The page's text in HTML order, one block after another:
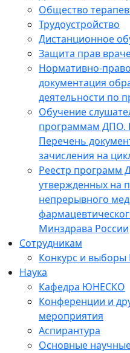
Общество
Трудоустройство
Дистанционное
Защита прав
Нормативно-
документация
деятельности по
Обучение
программам ДПО.
Перечень
зачисления на
Реестр
утвержденных на
непрерывного
Минздрава России
Сотрудникам
Конкурс и
Наука
Кафедра ЮНЕСКО
Конференции и
мероприятия
Аспирантура
Основные